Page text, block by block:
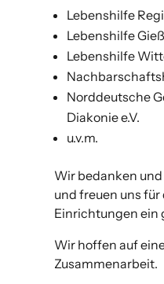
Lebenshilfe
Lebenshilfe
Lebenshilfe
Norddeutsche
Diakonie e.V.
u.v.m.
Wir bedanken
und freuen uns für
Einrichtungen ein
Wir hoffen auf
Zusammenarbeit.